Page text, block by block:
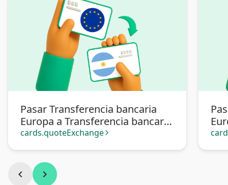
Pasar Transferencia bancaria
Europa a Transferencia bancaria
Argentina
cards.quoteExchange arrow_forward_ios
chevron_left chevron_right